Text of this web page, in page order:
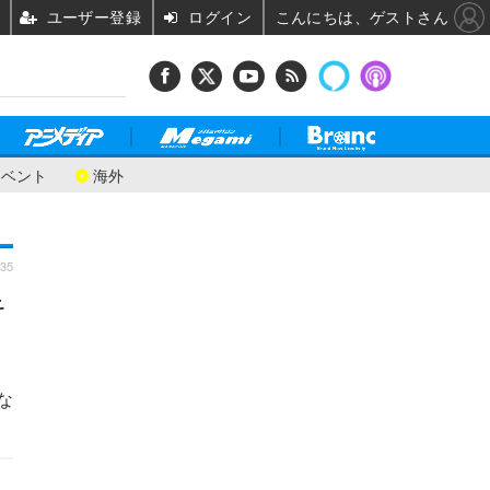
ント 海外
ユーザー登録 ログイン こんにちは、ゲストさん